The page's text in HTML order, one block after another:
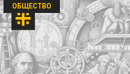
ОБЩЕСТВО